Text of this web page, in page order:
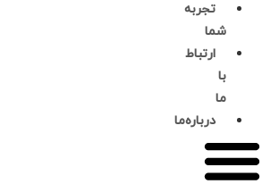
تجربه
شما
ارتباط
ما
درباره‌ما